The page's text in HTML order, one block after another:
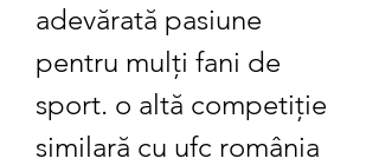
adevărată pasiune
pentru mulți fani de
sport. o altă competiție
similară cu ufc românia